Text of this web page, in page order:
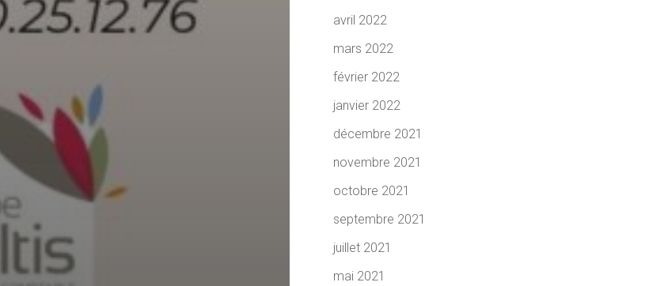
avril 2022
mars 2022
février 2022
janvier 2022
décembre 2021
novembre 2021
octobre 2021
septembre 2021
juillet 2021
mai 2021